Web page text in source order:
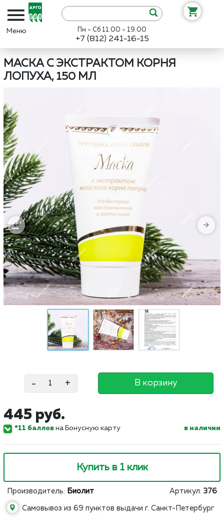
Пн - Сб 11.00 - 19.00
+7 (812) 241-16-15
МАСКА С ЭКСТРАКТОМ КОРНЯ
ЛОПУХА, 150 МЛ
- + В корзину
445 руб.
*11 баллов на Бонусную карту в наличии
Купить в 1 клик
Производитель: Биолит Артикул: 376
Самовывоз из 69 пунктов выдачи г. Санкт-Петербург